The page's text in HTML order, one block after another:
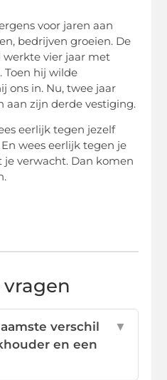
voor jaren aan
bedrijven groeien. De
vier jaar met
Toen hij wilde
ons in. Nu, twee jaar
aan zijn derde vestiging.
eerlijk tegen jezelf
wees eerlijk tegen je
verwacht. Dan komen
verschil
en een
▼